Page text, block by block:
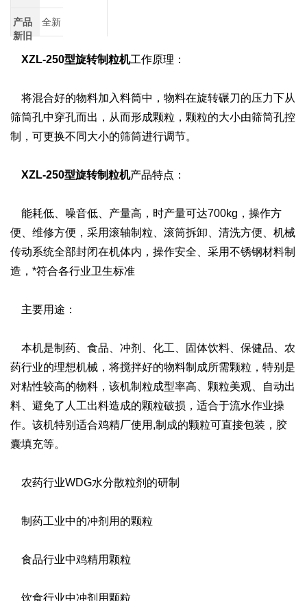
产品
新旧
全新
XZL-250型旋转制粒机工作原理：
将混合好的物料加入料筒中，物料在旋转碾刀的压力下从
筛筒孔中穿孔而出，从而形成颗粒，颗粒的大小由筛筒孔控
制，可更换不同大小的筛筒进行调节。
XZL-250型旋转制粒机产品特点：
能耗低、噪音低、产量高，时产量可达700kg，操作方
便、维修方便，采用滚轴制粒、滚筒拆卸、清洗方便、机械
传动系统全部封闭在机体内，操作安全、采用不锈钢材料制
造，*符合各行业卫生标准
主要用途：
本机是制药、食品、冲剂、化工、固体饮料、保健品、农
药行业的理想机械，将搅拌好的物料制成所需颗粒，特别是
对粘性较高的物料，该机制粒成型率高、颗粒美观、自动出
料、避免了人工出料造成的颗粒破损，适合于流水作业操
作。该机特别适合鸡精厂使用,制成的颗粒可直接包装，胶
囊填充等。
农药行业WDG水分散粒剂的研制
制药工业中的冲剂用的颗粒
食品行业中鸡精用颗粒
饮食行业中冲剂用颗粒